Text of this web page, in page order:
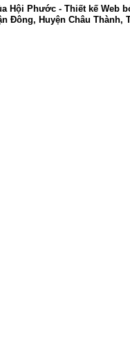
Hội Phước - Thiết kế Web
Đông, Huyện Châu Thành,